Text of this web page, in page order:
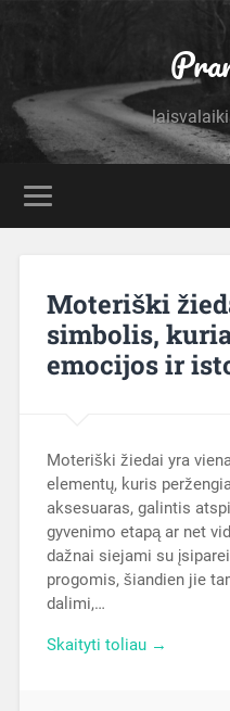
Moteriški
simbolis,
emocijos ir
Moteriški žiedai yra
elementų, kuris
aksesuaras, galintis
gyvenimo etapą ar net
dažnai siejami su
progomis, šiandien jie
dalimi,…
Skaityti toliau →